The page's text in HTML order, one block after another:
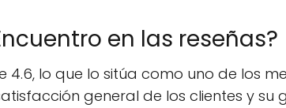
en las reseñas?
lo que lo sitúa como uno de los
general de los clientes y su